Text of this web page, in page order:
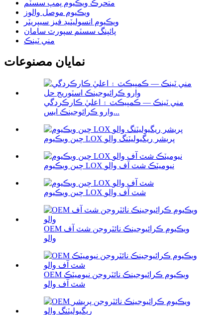
متحرڪ ويڪيوم پمپ سسٽم
ويڪيوم موصل والوز
ويڪيوم انسوليٽيڊ فيز سيپريٽر
پائپنگ سسٽم سپورٽ سامان
مني ٽينڪ
نمايان مصنوعات
مني ٽينڪ — ڪمپيڪٽ ۽ اعليٰ ڪارڪردگي
وارو ڪرائوجينڪ ايس...
چين ويڪيوم LOX پريشر ريگيوليٽنگ والو
چين ويڪيوم LOX نيوميٽڪ شٽ آف والو
چين ويڪيوم LOX شٽ آف والو
OEM ويڪيوم ڪرائيوجينڪ نائٽروجن شٽ آف
والو
OEM ويڪيوم ڪرائيوجينڪ نائٽروجن نيوميٽڪ
شٽ آف والو